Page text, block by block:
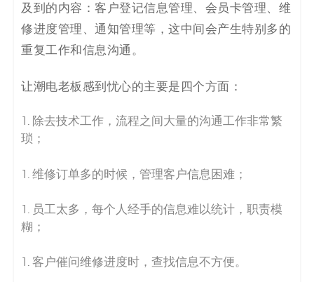
零
代
码
案
白
皮
及到的内容：客户登记信息管理、会员卡管理、维
修进度管理、通知管理等，这中间会产生特别多的
重复工作和信息沟通。
让潮电老板感到忧心的主要是四个方面：
除去技术工作，流程之间大量的沟通工作非常繁
琐；
维修订单多的时候，管理客户信息困难；
员工太多，每个人经手的信息难以统计，职责模
糊；
客户催问维修进度时，查找信息不方便。